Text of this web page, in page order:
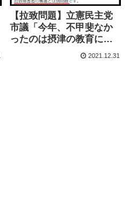
【拉致問題】立憲民主党
市議「今年、不甲斐なか
ったのは摂津の教育に拉
致被害者の問題を持ち込
2021.12.31